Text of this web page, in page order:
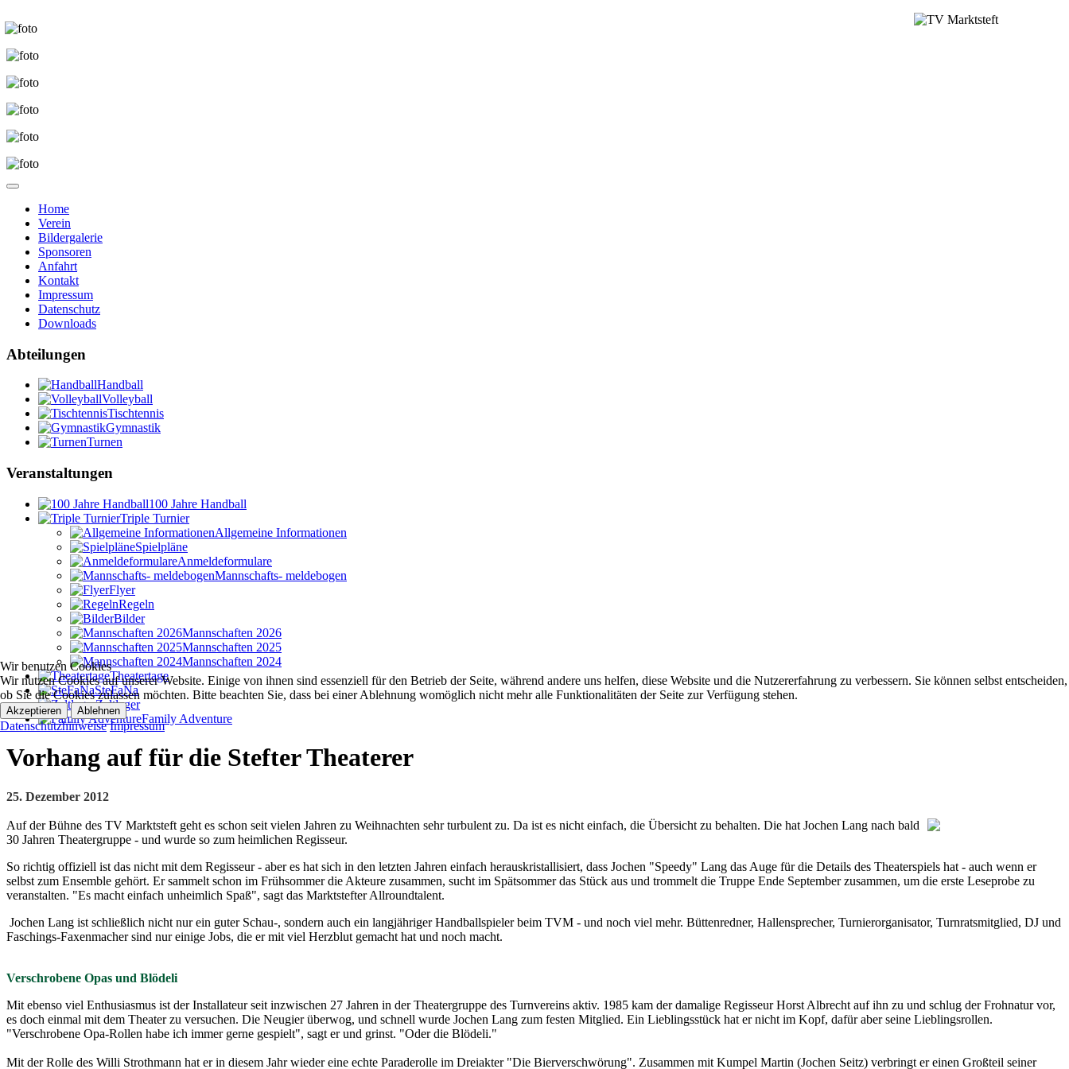
Home
Verein
Bildergalerie
Sponsoren
Anfahrt
Kontakt
Impressum
Datenschutz
Downloads
Abteilungen
Handball
Volleyball
Tischtennis
Gymnastik
Turnen
Veranstaltungen
100 Jahre Handball
Triple Turnier
Allgemeine Informationen
Spielpläne
Anmeldeformulare
Mannschafts- meldebogen
Flyer
Regeln
Bilder
Mannschaften 2026
Mannschaften 2025
Mannschaften 2024
Theatertage
SteFaNa
Zeltlager
Family Adventure
Vorhang auf für die Stefter Theaterer
25. Dezember 2012
Auf der Bühne des TV Marktsteft geht es schon seit vielen Jahren zu Weihnachten sehr turbulent zu. Da ist es nicht einfach, die Übersicht zu behalten. Die hat Jochen Lang nach bald
30 Jahren Theatergruppe - und wurde so zum heimlichen Regisseur.
So richtig offiziell ist das nicht mit dem Regisseur - aber es hat sich in den letzten Jahren einfach herauskristallisiert, dass Jochen "Speedy" Lang das Auge für die Details des Theaterspiels hat - auch wenn er
selbst zum Ensemble gehört. Er sammelt schon im Frühsommer die Akteure zusammen, sucht im Spätsommer das Stück aus und trommelt die Truppe Ende September zusammen, um die erste Leseprobe zu
veranstalten. "Es macht einfach unheimlich Spaß", sagt das Marktstefter Allroundtalent.
Jochen Lang ist schließlich nicht nur ein guter Schau-, sondern auch ein langjähriger Handballspieler beim TVM - und noch viel mehr. Büttenredner, Hallensprecher, Turnierorganisator, Turnratsmitglied, DJ und
Faschings-Faxenmacher sind nur einige Jobs, die er mit viel Herzblut gemacht hat und noch macht.
Verschrobene Opas und Blödeli
Mit ebenso viel Enthusiasmus ist der Installateur seit inzwischen 27 Jahren in der Theatergruppe des Turnvereins aktiv. 1985 kam der damalige Regisseur Horst Albrecht auf ihn zu und schlug der Frohnatur vor,
es doch einmal mit dem Theater zu versuchen. Die Neugier überwog, und schnell wurde Jochen Lang zum festen Mitglied. Ein Lieblingsstück hat er nicht im Kopf, dafür aber seine Lieblingsrollen.
"Verschrobene Opa-Rollen habe ich immer gerne gespielt", sagt er und grinst. "Oder die Blödeli."
Mit der Rolle des Willi Strothmann hat er in diesem Jahr wieder eine echte Paraderolle im Dreiakter "Die Bierverschwörung". Zusammen mit Kumpel Martin (Jochen Seitz) verbringt er einen Großteil seiner
Wir benutzen Cookies
Wir nutzen Cookies auf unserer Website. Einige von ihnen sind essenziell für den Betrieb der Seite, während andere uns helfen, diese Website und die Nutzererfahrung zu verbessern. Sie können selbst entscheiden,
ob Sie die Cookies zulassen möchten. Bitte beachten Sie, dass bei einer Ablehnung womöglich nicht mehr alle Funktionalitäten der Seite zur Verfügung stehen.
Akzeptieren Ablehnen
Datenschutzhinweise Impressum